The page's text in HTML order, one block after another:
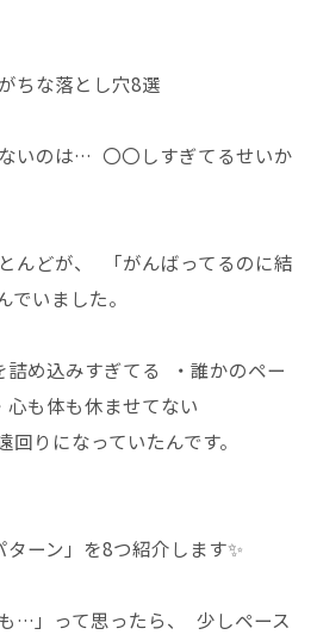
ちな落とし穴8選
いのは… 〇〇しすぎてるせいか
んどが、 「がんばってるのに結
いました。
め込みすぎてる ・誰かのペー
も体も休ませてない
回りになっていたんです。
ーン」を8つ紹介します✨
…」って思ったら、 少しペース